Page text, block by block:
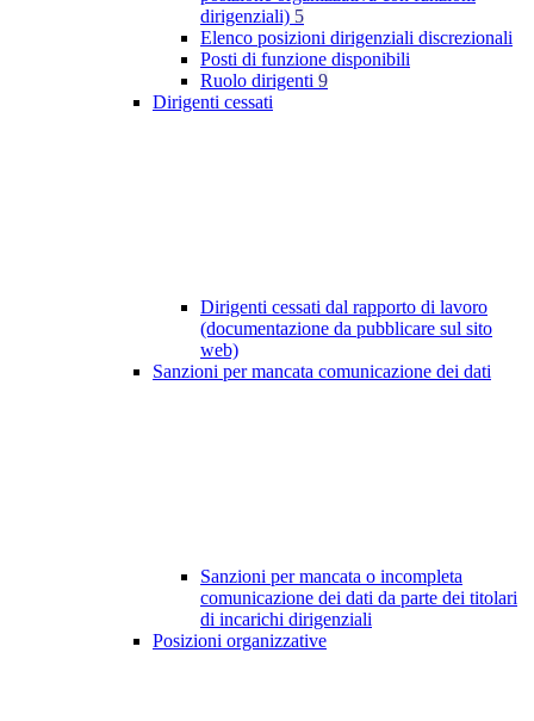
dirigenziali) 5
Elenco posizioni dirigenziali discrezionali
Posti di funzione disponibili
Ruolo dirigenti 9
Dirigenti cessati
Dirigenti cessati dal rapporto di lavoro
(documentazione da pubblicare sul sito
web)
Sanzioni per mancata comunicazione dei dati
Sanzioni per mancata o incompleta
comunicazione dei dati da parte dei titolari
di incarichi dirigenziali
Posizioni organizzative